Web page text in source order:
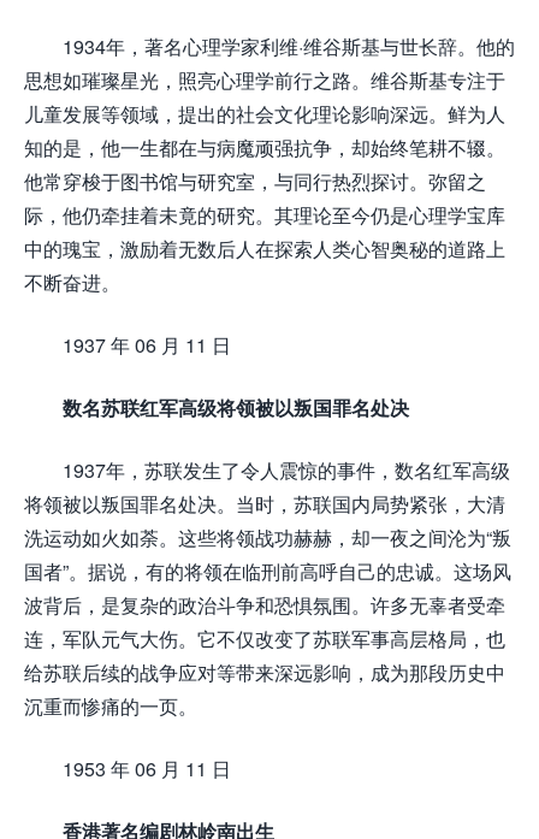
1934年，著名心理学家利维·维谷斯基与世长辞。他的
思想如璀璨星光，照亮心理学前行之路。维谷斯基专注于
儿童发展等领域，提出的社会文化理论影响深远。鲜为人
知的是，他一生都在与病魔顽强抗争，却始终笔耕不辍。
他常穿梭于图书馆与研究室，与同行热烈探讨。弥留之
际，他仍牵挂着未竟的研究。其理论至今仍是心理学宝库
中的瑰宝，激励着无数后人在探索人类心智奥秘的道路上
不断奋进。
1937 年 06 月 11 日
数名苏联红军高级将领被以叛国罪名处决
1937年，苏联发生了令人震惊的事件，数名红军高级
将领被以叛国罪名处决。当时，苏联国内局势紧张，大清
洗运动如火如荼。这些将领战功赫赫，却一夜之间沦为“叛
国者”。据说，有的将领在临刑前高呼自己的忠诚。这场风
波背后，是复杂的政治斗争和恐惧氛围。许多无辜者受牵
连，军队元气大伤。它不仅改变了苏联军事高层格局，也
给苏联后续的战争应对等带来深远影响，成为那段历史中
沉重而惨痛的一页。
1953 年 06 月 11 日
香港著名编剧林岭南出生